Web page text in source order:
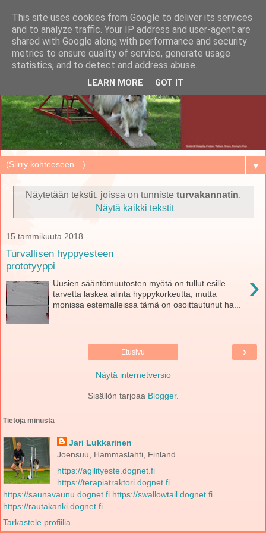
▼
Näytetään tekstit, joissa on tunniste turvakannatin.
Näytä kaikki tekstit
15 tammikuuta 2018
Turvallisen hyppyesteen
prototyyppi
›
Uusien sääntömuutosten myötä on tullut esille
tarvetta laskea alinta hyppykorkeutta, mutta
monissa estemalleissa tämä on osoittautunut ha...
›
Etusivu
Näytä internetversio
Sisällön tarjoaa Blogger.
Tietoja minusta
Jari Lukkarinen
Joensuu, Hammaslahti, Finland
https://agilityeste.dognet.fi
https://terapiatraktori.dognet.fi
https://saunavaunu.dognet.fi https://swallowtail.dognet.fi
https://rautakanki.dognet.fi
Tarkastele profiilia
This site uses cookies from Google to deliver its services
and to analyze traffic. Your IP address and user-agent are
shared with Google along with performance and security
metrics to ensure quality of service, generate usage
statistics, and to detect and address abuse.
LEARN MORE GOT IT